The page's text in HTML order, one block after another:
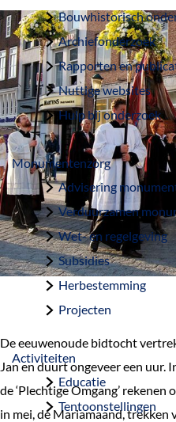
Bouwhistorisch
Archiefonderzoek
Rapporten en
Nuttige websites
Hulp bij onderzoek
Monumentenzorg
Advisering
Verduurzamen
Wet- en regelgeving
Subsidies
Herbestemming
Projecten
Activiteiten
Educatie
Tentoonstellingen
De eeuwenoude bidtocht
Jan en duurt ongeveer een uur.
de ‘Plechtige Omgang’
in mei, de Mariamaand, trekken